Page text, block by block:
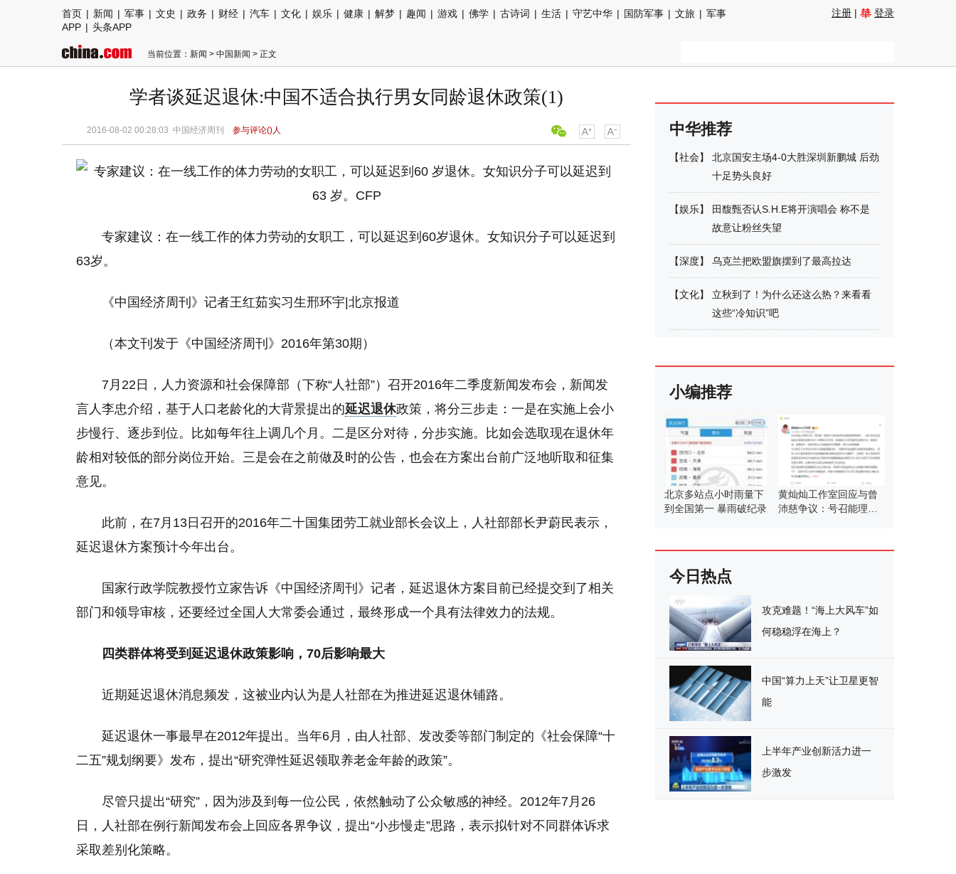
首页 | 新闻 | 军事 | 文史 | 政务 | 财经 | 汽车 | 文化 | 娱乐 | 健康 | 解梦 | 趣闻 | 游戏 | 佛学 | 古诗词 | 生活 | 守艺中华 | 国防军事 | 文旅 | 军事
APP | 头条APP
注册 | 登录
当前位置： 新闻 > 中国新闻 > 正文
学者谈延迟退休:中国不适合执行男女同龄退休政策(1)
2016-08-02 00:28:03 中国经济周刊 参与评论()人
专家建议：在一线工作的体力劳动的女职工，可以延迟到60岁退休。女知识分子可以延迟到
63岁。
《中国经济周刊》记者王红茹实习生邢环宇|北京报道
（本文刊发于《中国经济周刊》2016年第30期）
7月22日，人力资源和社会保障部（下称“人社部”）召开2016年二季度新闻发布会，新闻发
言人李忠介绍，基于人口老龄化的大背景提出的延迟退休政策，将分三步走：一是在实施上会小
步慢行、逐步到位。比如每年往上调几个月。二是区分对待，分步实施。比如会选取现在退休年
龄相对较低的部分岗位开始。三是会在之前做及时的公告，也会在方案出台前广泛地听取和征集
意见。
此前，在7月13日召开的2016年二十国集团劳工就业部长会议上，人社部部长尹蔚民表示，
延迟退休方案预计今年出台。
国家行政学院教授竹立家告诉《中国经济周刊》记者，延迟退休方案目前已经提交到了相关
部门和领导审核，还要经过全国人大常委会通过，最终形成一个具有法律效力的法规。
四类群体将受到延迟退休政策影响，70后影响最大
近期延迟退休消息频发，这被业内认为是人社部在为推进延迟退休铺路。
延迟退休一事最早在2012年提出。当年6月，由人社部、发改委等部门制定的《社会保障“十
二五”规划纲要》发布，提出“研究弹性延迟领取养老金年龄的政策”。
尽管只提出“研究”，因为涉及到每一位公民，依然触动了公众敏感的神经。2012年7月26
日，人社部在例行新闻发布会上回应各界争议，提出“小步慢走”思路，表示拟针对不同群体诉求
采取差别化策略。
中华推荐
【社会】
北京国安主场4-0大胜深圳新鹏城 后劲
十足势头良好
【娱乐】
田馥甄否认S.H.E将开演唱会 称不是
故意让粉丝失望
【深度】 乌克兰把欧盟旗摆到了最高拉达
【文化】
立秋到了！为什么还这么热？来看看
这些“冷知识”吧
小编推荐
北京多站点小时雨量下
到全国第一 暴雨破纪录
黄灿灿工作室回应与曾
沛慈争议：号召能理智
今日热点
攻克难题！“海上大风车”如
何稳稳浮在海上？
中国“算力上天”让卫星更智
能
上半年产业创新活力进一
步激发